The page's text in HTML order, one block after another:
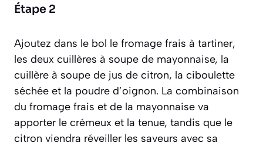
Étape 2
Ajoutez dans le bol le fromage frais à tartiner,
les deux cuillères à soupe de mayonnaise, la
cuillère à soupe de jus de citron, la ciboulette
séchée et la poudre d’oignon. La combinaison
du fromage frais et de la mayonnaise va
apporter le crémeux et la tenue, tandis que le
citron viendra réveiller les saveurs avec sa